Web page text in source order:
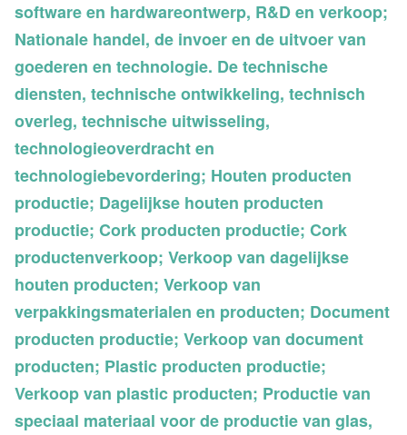
software en hardwareontwerp, R&D en verkoop;
Nationale handel, de invoer en de uitvoer van
goederen en technologie. De technische
diensten, technische ontwikkeling, technisch
overleg, technische uitwisseling,
technologieoverdracht en
technologiebevordering; Houten producten
productie; Dagelijkse houten producten
productie; Cork producten productie; Cork
productenverkoop; Verkoop van dagelijkse
houten producten; Verkoop van
verpakkingsmaterialen en producten; Document
producten productie; Verkoop van document
producten; Plastic producten productie;
Verkoop van plastic producten; Productie van
speciaal materiaal voor de productie van glas,